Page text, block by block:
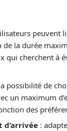
peuvent
la durée
qui cherchent à
possibilité de
un maximum
des
d’arrivée :